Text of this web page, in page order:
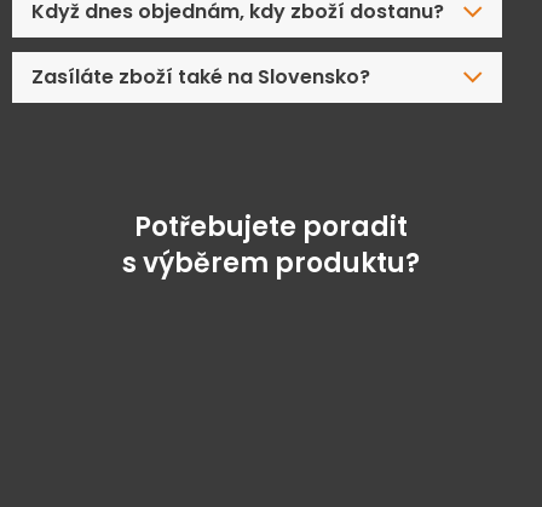
Když dnes objednám, kdy zboží dostanu?
Zasíláte zboží také na Slovensko?
Potřebujete poradit
s výběrem produktu?